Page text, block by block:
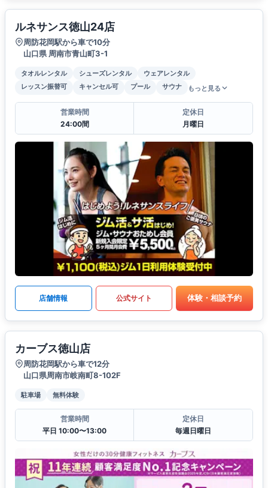
ルネサンス徳山24店
周防花岡駅から車で10分
山口県 周南市青山町3-1
タオルレンタル シューズレンタル
ウェアレンタル
レッスン振替可
キャンセル可 プール サウナ もっと見る
営業時間
24:00間
定休日
月曜日
店舗情報 公式サイト 体験・相談予約
カーブス徳山店
周防花岡駅から車で12分
山口県周南市岐南町8-102F
駐車場 無料体験
営業時間
平日 10:00〜13:00
定休日
毎週日曜日